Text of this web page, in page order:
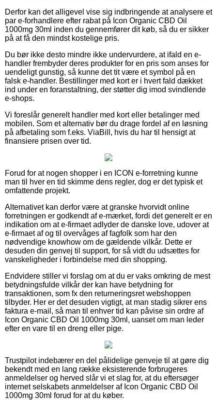
Derfor kan det alligevel vise sig indbringende at analysere et
par e-forhandlere efter rabat på Icon Organic CBD Oil
1000mg 30ml inden du gennemfører dit køb, så du er sikker
på at få den mindst kostelige pris.
Du bør ikke desto mindre ikke undervurdere, at ifald en e-
handler frembyder deres produkter for en pris som anses for
uendeligt gunstig, så kunne det tit være et symbol på en
falsk e-handler. Bestillinger med kort er i hvert fald dækket
ind under en foranstaltning, der støtter dig imod svindlende
e-shops.
Vi foreslår generelt handler med kort eller betalinger med
mobilen. Som et alternativ bør du drage fordel af en løsning
på afbetaling som f.eks. ViaBill, hvis du har til hensigt at
finansiere prisen over tid.
Forud for at nogen shopper i en ICON e-forretning kunne
man til hver en tid skimme dens regler, dog er det typisk et
omfattende projekt.
Alternativet kan derfor være at granske hvorvidt online
forretningen er godkendt af e-mærket, fordi det generelt er en
indikation om at e-firmaet adlyder de danske love, udover at
e-firmaet af og til overvåges af fagfolk som har den
nødvendige knowhow om de gældende vilkår. Dette er
desuden din genvej til support, for så vidt du udsættes for
vanskeligheder i forbindelse med din shopping.
Endvidere stiller vi forslag om at du er vaks omkring de mest
betydningsfulde vilkår der kan have betydning for
transaktionen, som fx den returneringsret webshoppen
tilbyder. Her er det desuden vigtigt, at man stadig sikrer ens
faktura e-mail, så man til enhver tid kan påvise sin ordre af
Icon Organic CBD Oil 1000mg 30ml, uanset om man leder
efter en vare til en dreng eller pige.
Trustpilot indebærer en del pålidelige genveje til at gøre dig
bekendt med en lang række eksisterende forbrugeres
anmeldelser og herved slår vi et slag for, at du eftersøger
internet selskabets anmeldelser af Icon Organic CBD Oil
1000mg 30ml forud for at du køber.